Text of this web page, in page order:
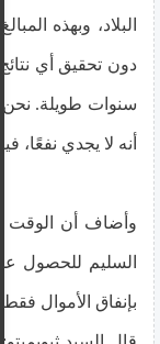
البلاد، وبهذه
دون تحقيق أي
سنوات طويلة. نحن
أنه لا يجدي نفعًا،
وأضاف أن الوقت
السليم للحصول
بإنفاق الأموال فقط".